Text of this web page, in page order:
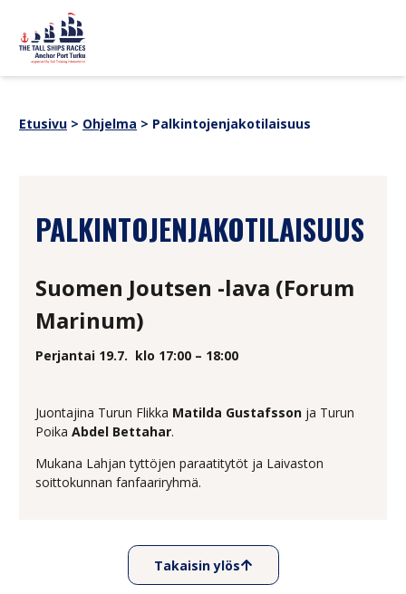
SUOMISVENSKAENGLISH
Yhteistyökumppanit
Etusivu > Ohjelma > Palkintojenjakotilaisuus
PALKINTOJENJAKOTILAISUUS
Suomen Joutsen -lava (Forum
Marinum)
Perjantai 19.7. klo 17:00 – 18:00
Juontajina Turun Flikka Matilda Gustafssonja Turun
Poika Abdel Bettahar.
Mukana Lahjan tyttöjen paraatitytöt ja Laivaston
soittokunnan fanfaariryhmä.
Takaisin ylös